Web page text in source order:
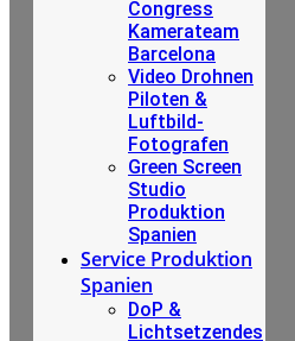
Congress
Kamerateam
Barcelona
Video Drohnen
Piloten &
Luftbild-
Fotografen
Green Screen
Studio
Produktion
Spanien
Service Produktion
Spanien
DoP &
Lichtsetzendes